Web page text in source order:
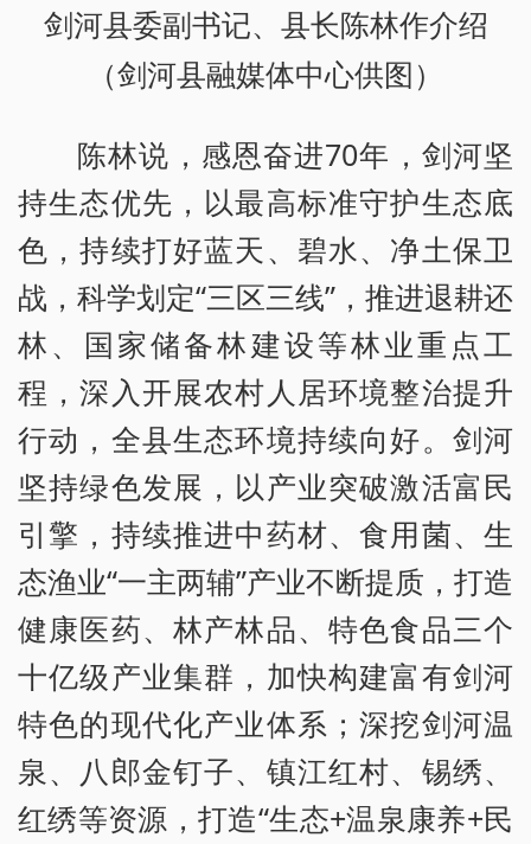
剑河县委副书记、县长陈林作介绍
（剑河县融媒体中心供图）
陈林说，感恩奋进70年，剑河坚
持生态优先，以最高标准守护生态底
色，持续打好蓝天、碧水、净土保卫
战，科学划定“三区三线”，推进退耕还
林、国家储备林建设等林业重点工
程，深入开展农村人居环境整治提升
行动，全县生态环境持续向好。剑河
坚持绿色发展，以产业突破激活富民
引擎，持续推进中药材、食用菌、生
态渔业“一主两辅”产业不断提质，打造
健康医药、林产林品、特色食品三个
十亿级产业集群，加快构建富有剑河
特色的现代化产业体系；深挖剑河温
泉、八郎金钉子、镇江红村、锡绣、
红绣等资源，打造“生态+温泉康养+民